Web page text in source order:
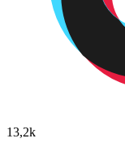
13,2k